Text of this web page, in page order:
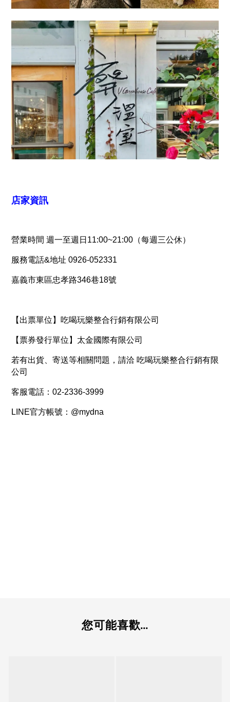
店家資訊
營業時間 週一至週日11:00~21:00（每週三公休）
服務電話&地址 0926-052331
嘉義市東區忠孝路346巷18號
【出票單位】吃喝玩樂整合行銷有限公司
【票券發行單位】太金國際有限公司
若有出貨、寄送等相關問題，請洽 吃喝玩樂整合行銷有限
公司
客服電話：02-2336-3999
LINE官方帳號：@mydna
您可能喜歡...